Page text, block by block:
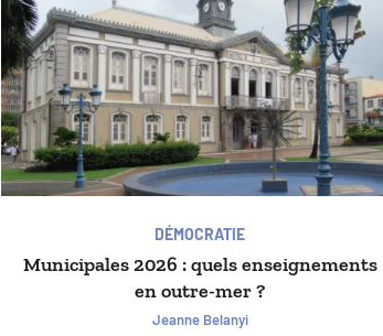
DÉMOCRATIE
Municipales 2026 : quels enseignements
en outre-mer ?
Jeanne Belanyi